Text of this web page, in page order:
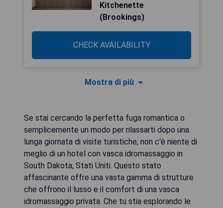
Kitchenette
(Brookings)
CHECK AVAILABILITY
Mostra di più
Se stai cercando la perfetta fuga romantica o
semplicemente un modo per rilassarti dopo una
lunga giornata di visite turistiche, non c'è niente di
meglio di un hotel con vasca idromassaggio in
South Dakota, Stati Uniti. Questo stato
affascinante offre una vasta gamma di strutture
che offrono il lusso e il comfort di una vasca
idromassaggio privata. Che tu stia esplorando le